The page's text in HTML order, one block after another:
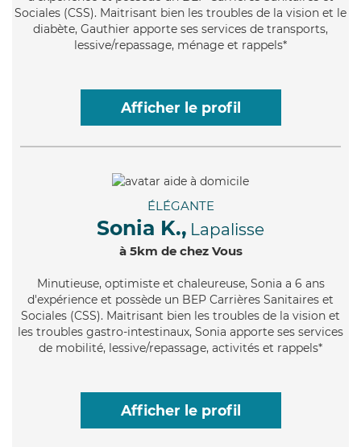
Sociales (CSS). Maitrisant bien les troubles de la vision et le
diabète, Gauthier apporte ses services de transports,
lessive/repassage, ménage et rappels*
Afficher le profil
ÉLÉGANTE
Sonia K., Lapalisse
à 5km de chez Vous
Minutieuse, optimiste et chaleureuse, Sonia a 6 ans
d'expérience et possède un BEP Carrières Sanitaires et
Sociales (CSS). Maitrisant bien les troubles de la vision et
les troubles gastro-intestinaux, Sonia apporte ses services
de mobilité, lessive/repassage, activités et rappels*
Afficher le profil